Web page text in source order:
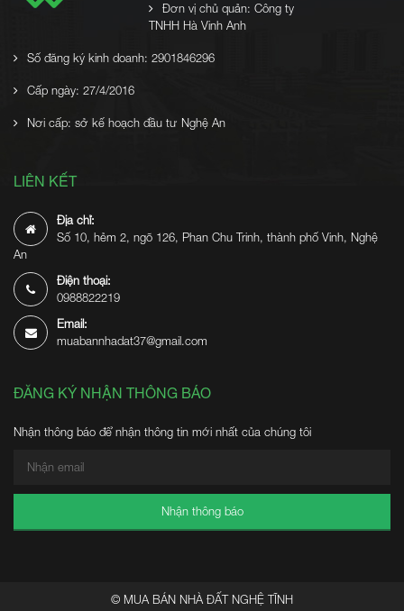
Đơn vị chủ quản: Công ty
TNHH Hà Vinh Anh
Số đăng ký kinh doanh: 2901846296
Cấp ngày: 27/4/2016
Nơi cấp: sở kế hoạch đầu tư Nghệ An
LIÊN KẾT
Địa chỉ:
Số 10, hẻm 2, ngõ 126, Phan Chu Trinh, thành phố Vinh, Nghệ
An
Điện thoại:
0988822219
Email:
muabannhadat37@gmail.com
ĐĂNG KÝ NHẬN THÔNG BÁO
Nhận thông báo để nhận thông tin mới nhất của chúng tôi
Nhận thông báo
© MUA BÁN NHÀ ĐẤT NGHỆ TĨNH